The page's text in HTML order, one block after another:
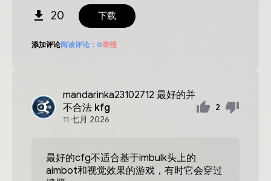
20 下载
添加评论阅读评论： 0举报
mandarinka23102712 最好的并
不合法 kfg
11 七月 2026
2
最好的cfg不适合基于imbulk头上的
aimbot和视觉效果的游戏，有时它会穿过